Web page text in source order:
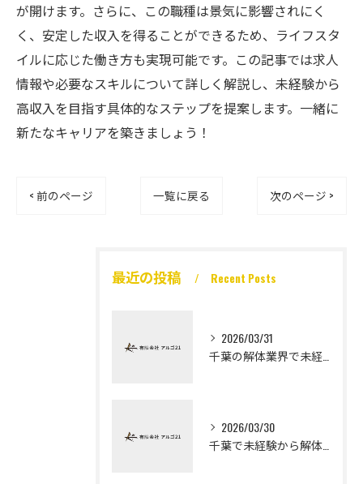
が開けます。さらに、この職種は景気に影響されにく
く、安定した収入を得ることができるため、ライフスタ
イルに応じた働き方も実現可能です。この記事では求人
情報や必要なスキルについて詳しく解説し、未経験から
高収入を目指す具体的なステップを提案します。一緒に
新たなキャリアを築きましょう！
< 前のページ 一覧に戻る 次のページ >
最近の投稿 Recent Posts
2026/03/31
2026/03/30